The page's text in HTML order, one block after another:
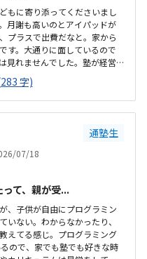
もに寄り添ってくださいまし
月謝も高いのとアイパッドが
プラスで出費だなと。家から
す。大通りに面しているので
見れませんでした。塾が経営
覗けました。建物自体が古い
に思いました。もう少し回数を
かります。説明してくれた方
寄り添ってくださいました。
字)
通塾生
07/18
て、親が受...
、子供が自由にプログラミン
いない。わからなかったり、
えてる感じ。プログラミング
ので、家でも塾でも好きな時